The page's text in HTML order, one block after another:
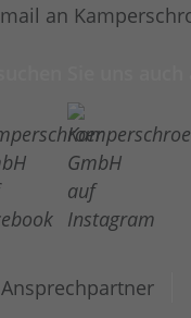
Ansprechpartner